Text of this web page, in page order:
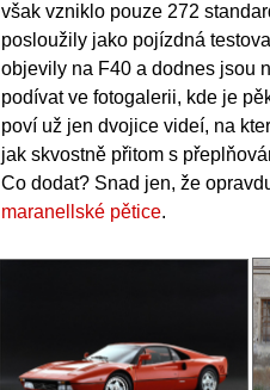
však vzniklo pouze 272
posloužily jako pojízdná
objevily na F40 a dodnes jsou
podívat ve fotogalerii, kde je
poví už jen dvojice videí, na
jak skvostně přitom s
Co dodat? Snad jen, že
maranellské pětice.